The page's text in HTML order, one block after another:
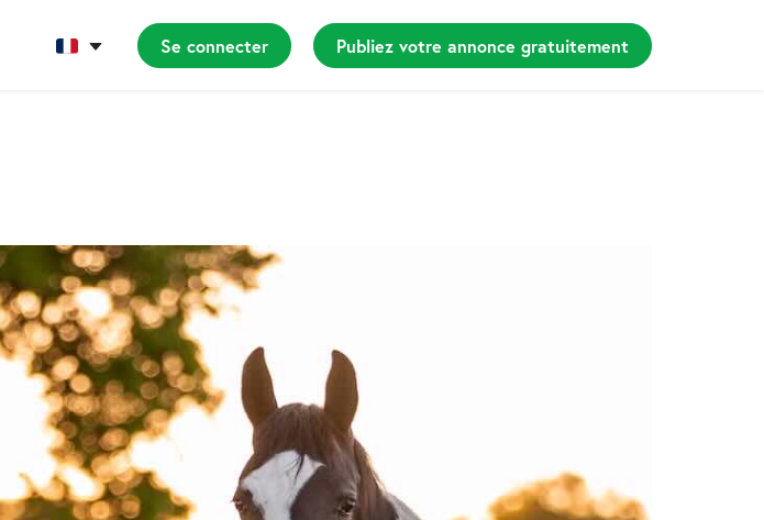
Se connecter Publiez votre annonce gratuitement